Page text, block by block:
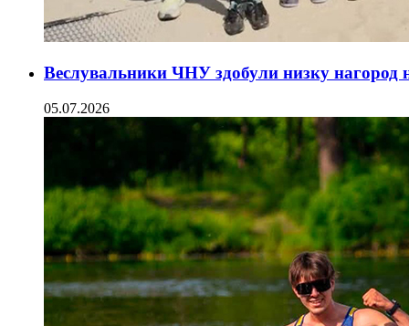
Веслувальники ЧНУ здобули низку нагород
05.07.2026